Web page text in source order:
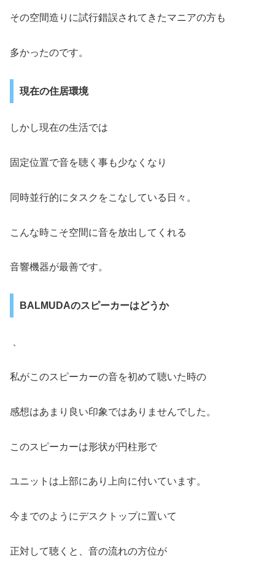
その空間造りに試行錯誤されてきたマニアの方も
多かったのです。
現在の住居環境
しかし現在の生活では
固定位置で音を聴く事も少なくなり
同時並行的にタスクをこなしている日々。
こんな時こそ空間に音を放出してくれる
音響機器が最善です。
BALMUDAのスピーカーはどうか
私がこのスピーカーの音を初めて聴いた時の
感想はあまり良い印象ではありませんでした。
このスピーカーは形状が円柱形で
ユニットは上部にあり上向に付いています。
今までのようにデスクトップに置いて
正対して聴くと、音の流れの方位が